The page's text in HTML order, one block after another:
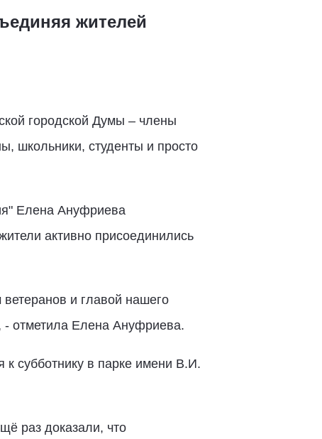
жителей
городской Думы – члены
школьники, студенты и просто
Елена Ануфриева
активно присоединились
и главой нашего
- отметила Елена Ануфриева.
субботнику в парке имени В.И.
раз доказали, что